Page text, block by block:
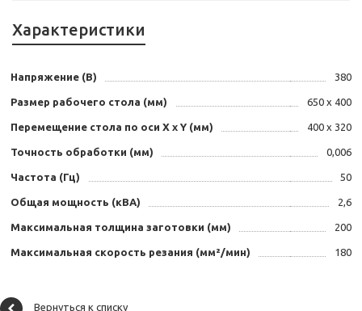
Характеристики
Напряжение (В) 380
Размер рабочего стола (мм) 650 х 400
Перемещение стола по оси X х Y (мм) 400 х 320
Точность обработки (мм) 0,006
Частота (Гц) 50
Общая мощность (кВА) 2,6
Максимальная толщина заготовки (мм) 200
Максимальная скорость резания (мм²/мин) 180
Вернуться к списку